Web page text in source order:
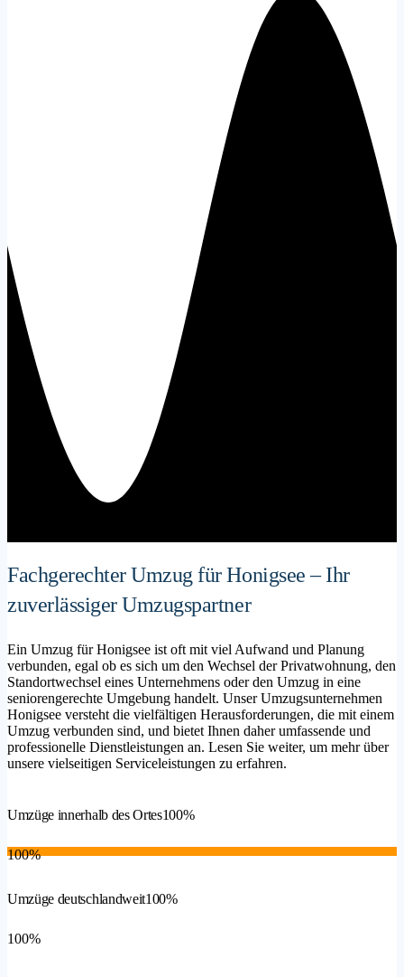
Fachgerechter Umzug für Honigsee – Ihr
zuverlässiger Umzugspartner
Ein Umzug für Honigsee ist oft mit viel Aufwand und Planung
verbunden, egal ob es sich um den Wechsel der Privatwohnung, den
Standortwechsel eines Unternehmens oder den Umzug in eine
seniorengerechte Umgebung handelt. Unser Umzugsunternehmen
Honigsee versteht die vielfältigen Herausforderungen, die mit einem
Umzug verbunden sind, und bietet Ihnen daher umfassende und
professionelle Dienstleistungen an. Lesen Sie weiter, um mehr über
unsere vielseitigen Serviceleistungen zu erfahren.
Umzüge innerhalb des Ortes100%
100%
Umzüge deutschlandweit100%
100%